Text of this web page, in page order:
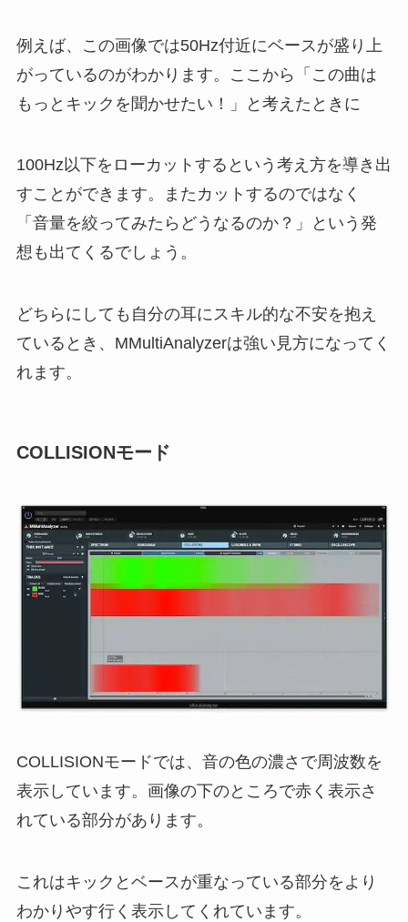
例えば、この画像では50Hz付近にベースが盛り上
がっているのがわかります。ここから「この曲は
もっとキックを聞かせたい！」と考えたときに
100Hz以下をローカットするという考え方を導き出
すことができます。またカットするのではなく
「音量を絞ってみたらどうなるのか？」という発
想も出てくるでしょう。
どちらにしても自分の耳にスキル的な不安を抱え
ているとき、MMultiAnalyzerは強い見方になってく
れます。
COLLISIONモード
COLLISIONモードでは、音の色の濃さで周波数を
表示しています。画像の下のところで赤く表示さ
れている部分があります。
これはキックとベースが重なっている部分をより
わかりやす行く表示してくれています。